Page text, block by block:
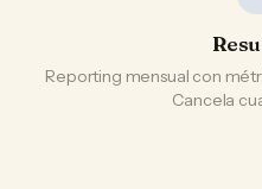
Reporting mensual con
Cancela